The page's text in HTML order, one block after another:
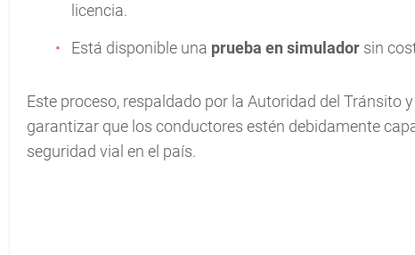
licencia.
Está disponible una prueba en simulador sin
Este proceso, respaldado por la Autoridad del Tránsito
garantizar que los conductores estén debidamente
seguridad vial en el país.